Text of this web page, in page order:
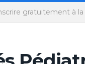
gratuitement à